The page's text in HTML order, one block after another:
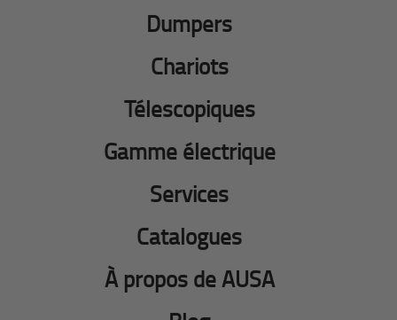
Dumpers
Chariots
Télescopiques
Gamme électrique
Services
Catalogues
À propos de AUSA